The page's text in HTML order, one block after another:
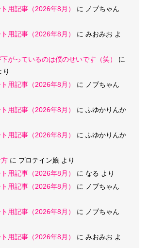
用記事（2026年8月）
に
ノブちゃん
用記事（2026年8月）
に みおみお よ
がっているのは僕のせいです（笑）
に
り
用記事（2026年8月）
に
ノブちゃん
用記事（2026年8月）
に ふゆかりんか
用記事（2026年8月）
に ふゆかりんか
に プロテイン娘 より
用記事（2026年8月）
に なる より
用記事（2026年8月）
に
ノブちゃん
用記事（2026年8月）
に
ノブちゃん
用記事（2026年8月）
に みおみお よ